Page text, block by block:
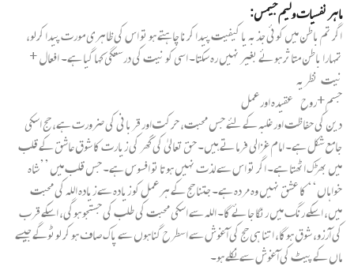
ماہر نفسیات ولیم جیمس:
اگر تم باطن میں کوئی جذبہ یا کیفیت پیدا کرنا چاہتے ہو تو اس کی ظاہری مورت پیدا کرلو،
تمہارا باطن متاثر ہوئے بغیر نہیں رہ سکتا۔ اسی کو نیت کی درستگی کہا گیا ہے۔ افعال +
نیت نظریہ
جسم+روح عقیدہ اور عمل
دین کی حفاظت اور غلبہ کے لئے جس محبت، حرکت اور قربانی کی ضرورت ہے، حج اسکی
جامع شکل ہے۔ امام غزالی فرماتے ہیں۔ حق تعالیٰ کی گھر کی زیارت کا شوق عاشق کے قلب
میں بھڑک اٹھتا ہے۔ اگر تو اس سے لذت نہیں ہوتا تو افسوس ہے۔ جس قلب میں ’’شاہ
خواہاں‘‘ کا عشق نہیں وہ مردہ ہے۔ جتنا حج کے ہر عمل کو زیادہ سے زیادہ اللہ کی محبت
میں، اسکے رنگ میں رنگا جائے گا۔ اللہ سے اسکی محبت کی طلب کی جستجو ہوگی، اسکے قرب
کی آرزو، شوق ہوگا، اتنا ہی حج کی آغوش سے اسطرح گناہوں سے پاک صاف ہو کر لوٹوگے جیسے
ماں کے پیٹ کی آغوش سے نکلے ہو۔